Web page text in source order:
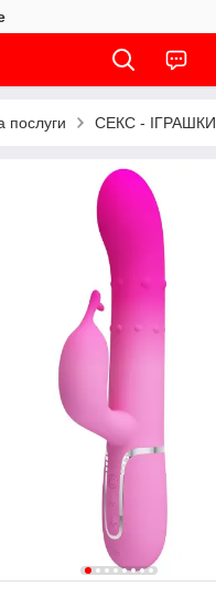
послуги СЕКС - ІГРАШКИ